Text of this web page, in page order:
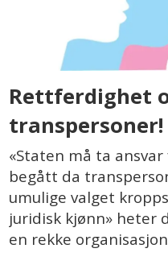
Rettferdighet
transpersoner!
«Staten må ta
begått da
umulige valget
juridisk kjønn» heter
en rekke